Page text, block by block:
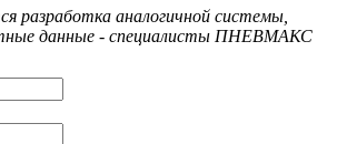
разработка аналогичной системы,
данные - специалисты ПНЕВМАКС